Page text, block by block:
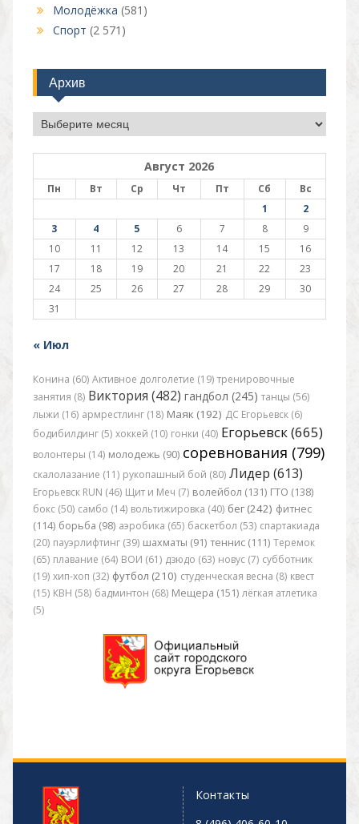
Молодёжка (581)
Спорт (2 571)
Архив
Архив
Август 2026
Пн Вт Ср Чт Пт Сб
Вс
1
2
3
4 5 6 7 8
9
10
11 12 13 14 15
16
17
18 19 20 21 22
23
24
25 26 27 28 29
30
31
« Июл
Конина (60) Активное долголетие (19) тренировочные
занятия (8) Виктория (482) гандбол (245) танцы (56)
лыжи (16) армрестлинг (18) Маяк (192) ДС Егорьевск (6)
бодибилдинг (5) хоккей (10) гонки (40) Егорьевск (665)
волонтеры (14) молодежь (90) соревнования (799)
скалолазание (11) рукопашный бой (80) Лидер (613)
Егорьевск RUN (46) Щит и Меч (7) волейбол (131) ГТО (138)
бокс (50) самбо (14) вольтижировка (40) бег (242) фитнес
(114) борьба (98) аэробика (65) баскетбол (53) спартакиада
(20) пауэрлифтинг (39) шахматы (91) теннис (111) Теремок
(65) плавание (64) ВОИ (61) дзюдо (63) новус (7) субботник
(19) хип-хоп (32) футбол (210) студенческая весна (8) квест
(15) КВН (58) бадминтон (68) Мещера (151) лёгкая атлетика
(5)
Контакты